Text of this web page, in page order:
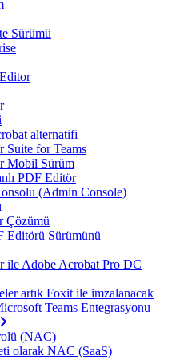
Sürümü
alternatifi
Suite for Teams
Mobil Sürüm
PDF Editör
(Admin Console)
Çözümü
Editörü Sürümünü
ile Adobe Acrobat Pro DC
artık Foxit ile imzalanacak
Teams Entegrasyonu
(NAC)
olarak NAC (SaaS)